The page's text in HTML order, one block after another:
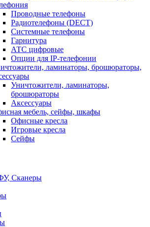
Проводные телефоны
Радиотелефоны (DECT)
Системные телефоны
Гарнитура
АТС цифровые
Опции для IP-телефонии
ламинаторы, брошюраторы,
Уничтожители, ламинаторы,
брошюраторы
Аксессуары
мебель, сейфы, шкафы
Офисные кресла
Игровые кресла
Сейфы
Сканеры